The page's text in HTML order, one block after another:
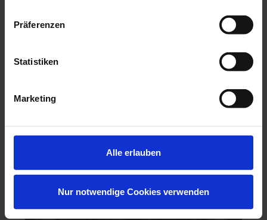
Präferenzen
Statistiken
Marketing
Alle erlauben
Nur notwendige Cookies verwenden
Hochästhetisches, nichtinvasives Veneering